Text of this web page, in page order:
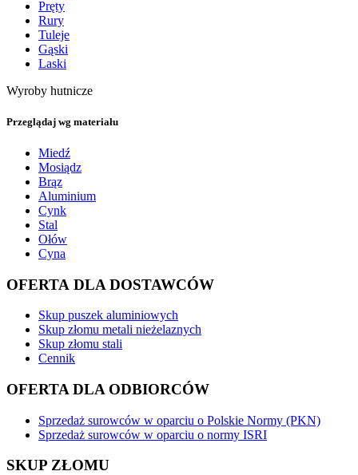
Pręty
Rury
Tuleje
Gąski
Laski
Wyroby hutnicze
Przeglądaj wg materiału
Miedź
Mosiądz
Brąz
Aluminium
Cynk
Stal
Ołów
Cyna
OFERTA DLA DOSTAWCÓW
Skup puszek aluminiowych
Skup złomu metali nieżelaznych
Skup złomu stali
Cennik
OFERTA DLA ODBIORCÓW
Sprzedaż surowców w oparciu o Polskie Normy (PKN)
Sprzedaż surowców w oparciu o normy ISRI
SKUP ZŁOMU